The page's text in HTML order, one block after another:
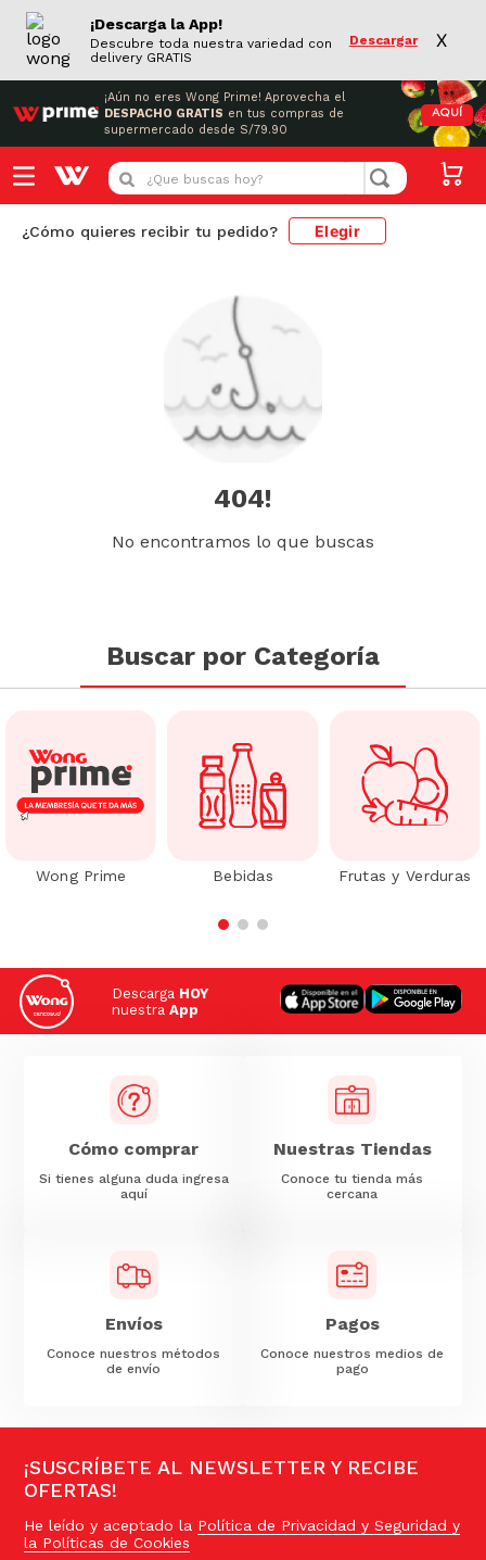
¡Descarga la App!
Descubre toda nuestra variedad con
delivery GRATIS
Descargar X
¡Aún no eres Wong Prime! Aprovecha el
DESPACHO GRATIS en tus compras de
supermercado desde S/79.90
AQUÍ
¿Que buscas hoy?
¿Cómo quieres recibir tu pedido? Elegir
404!
No encontramos lo que buscas
Buscar por Categoría
Wong Prime Bebidas Frutas y Verduras
Descarga HOY
nuestra App
Cómo comprar
Si tienes alguna duda ingresa
aquí
Nuestras Tiendas
Conoce tu tienda más
cercana
Envíos
Conoce nuestros métodos
de envío
Pagos
Conoce nuestros medios de
pago
¡SUSCRÍBETE AL NEWSLETTER Y RECIBE
OFERTAS!
He leído y aceptado la Política de Privacidad y Seguridad y
la Políticas de Cookies